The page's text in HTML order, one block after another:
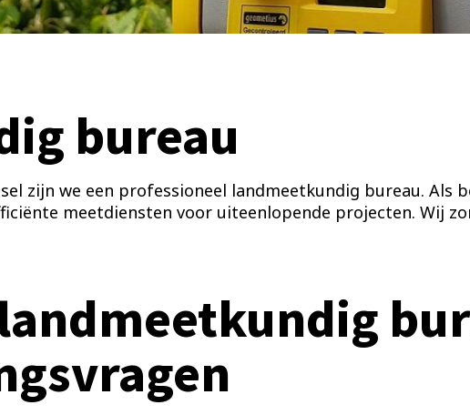
bureau
zijn we een professioneel landmeetkundig bureau. Als
meetdiensten voor uiteenlopende projecten. Wij